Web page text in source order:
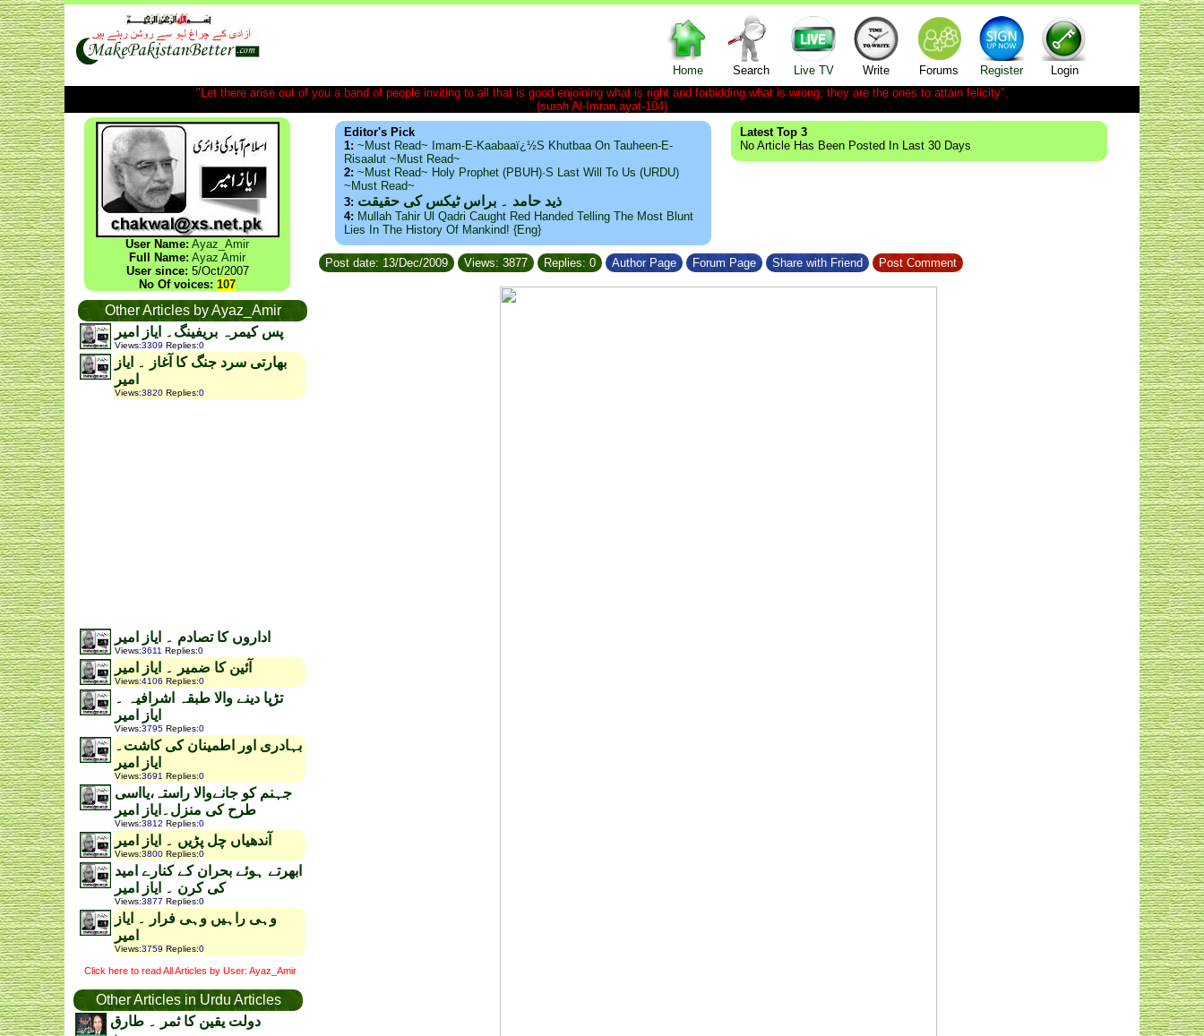
Home Search Live TV Write Forums Register
Login
"Let there arise out of you a band of people inviting to all that is good enjoining what is right and forbidding what is wrong; they are the ones to attain felicity".
(surah Al-Imran,ayat-104)
User Name: Ayaz_Amir
Full Name: Ayaz Amir
User since: 5/Oct/2007
No Of voices: 107
Other Articles by Ayaz_Amir
پس کیمرہ بریفینگ۔ ایاز امیر
Views:3309 Replies:0
بھارتی سرد جنگ کا آغاز ۔ ایاز
امیر
Views:3820 Replies:0
اداروں کا تصادم ۔ ایاز امیر
Views:3611 Replies:0
آئین کا ضمیر ۔ ایاز امیر
Views:4106 Replies:0
تڑپا دینے والا طبقہ اشرافیہ ۔
ایاز امیر
Views:3795 Replies:0
بہادری اور اطمینان کی کاشت۔
ایاز امیر
Views:3691 Replies:0
جہنم کو جانےوالا راستہ،یااسی
طرح کی منزل۔ایاز امیر
Views:3812 Replies:0
آندھیاں چل پڑیں ۔ ایاز امیر
Views:3800 Replies:0
ابھرتے ہوئے بحران کے کنارے امید
کی کرن ۔ ایاز امیر
Views:3877 Replies:0
وہی راہیں وہی فرار ۔ ایاز
امیر
Views:3759 Replies:0
Click here to read All Articles by User: Ayaz_Amir
Other Articles in Urdu Articles
دولت یقین کا ثمر ۔ طارق
Editor's Pick
1: ~Must Read~ Imam-E-Kaabaaï¿½s Khutbaa On Tauheen-E-
Risaalut ~Must Read~
2: ~Must Read~ Holy Prophet (PBUH)·s Last Will To Us (URDU)
~Must Read~
3: ذید حامد ۔ براس ٹیکس کی حقیقت
4: Mullah Tahir Ul Qadri Caught Red Handed Telling The Most Blunt
Lies In The History Of Mankind! {Eng}
Latest Top 3
No Article Has Been Posted In Last 30 Days
Post date: 13/Dec/2009 Views: 3877 Replies: 0 Author Page Forum Page Share with Friend Post Comment